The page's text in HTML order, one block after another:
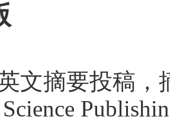
文摘要投稿，